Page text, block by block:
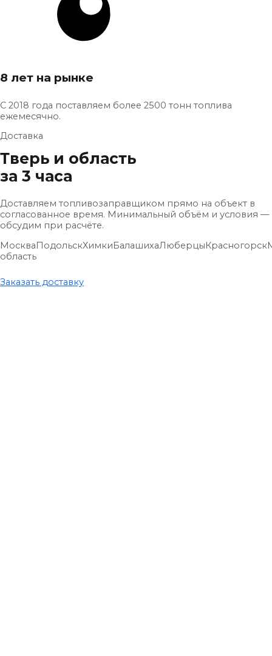
8 лет на рынке
С 2018 года поставляем более 2500 тонн топлива
ежемесячно.
Доставка
Тверь и область
за 3 часа
Доставляем топливозаправщиком прямо на объект в
согласованное время. Минимальный объём и условия —
обсудим при расчёте.
МоскваПодольскХимкиБалашихаЛюберцыКрасногорск
область
Заказать доставку